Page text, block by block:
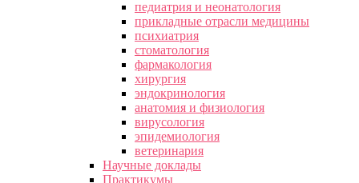
педиатрия и неонатология
прикладные отрасли медицины
психиатрия
стоматология
фармакология
хирургия
эндокринология
анатомия и физиология
вирусология
эпидемиология
ветеринария
Научные доклады
Практикумы